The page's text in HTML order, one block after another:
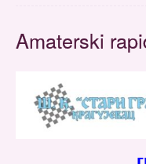
Amaterski